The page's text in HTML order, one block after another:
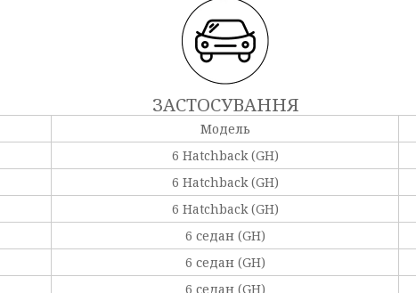
ЗАСТОСУВАННЯ
Модель
6 Hatchback (GH)
6 Hatchback (GH)
6 Hatchback (GH)
6 седан (GH)
6 седан (GH)
6 седан (GH)